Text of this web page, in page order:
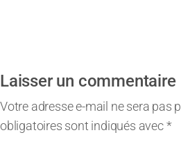
Laisser un commentaire
Votre adresse e-mail ne sera pas
obligatoires sont indiqués avec*